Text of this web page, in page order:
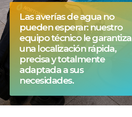
Las averías de agua no
pueden esperar: nuestro
equipo técnico le garantiza
una localización rápida,
precisa y totalmente
adaptada a sus
necesidades.